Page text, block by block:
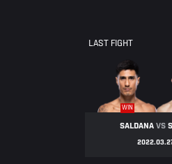
LAST FIGHT
WIN
SALDANAVS